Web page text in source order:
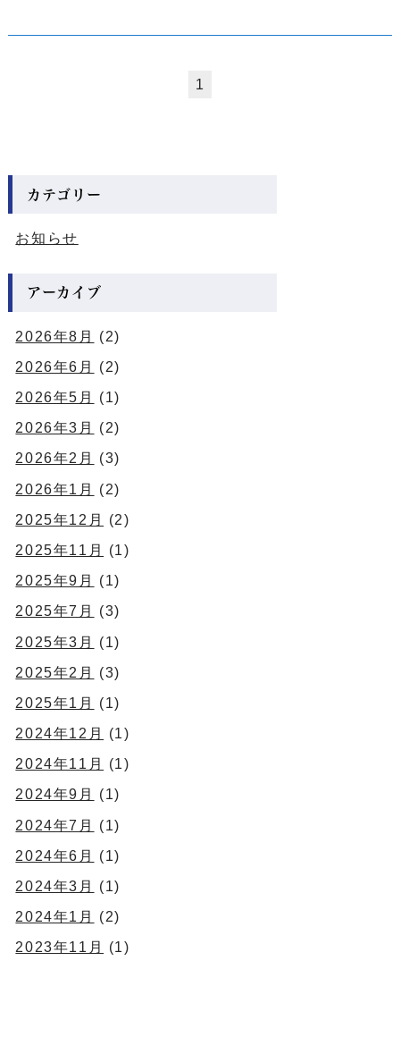
1
カテゴリー
お知らせ
アーカイブ
2026年8月 (2)
2026年6月 (2)
2026年5月 (1)
2026年3月 (2)
2026年2月 (3)
2026年1月 (2)
2025年12月 (2)
2025年11月 (1)
2025年9月 (1)
2025年7月 (3)
2025年3月 (1)
2025年2月 (3)
2025年1月 (1)
2024年12月 (1)
2024年11月 (1)
2024年9月 (1)
2024年7月 (1)
2024年6月 (1)
2024年3月 (1)
2024年1月 (2)
2023年11月 (1)